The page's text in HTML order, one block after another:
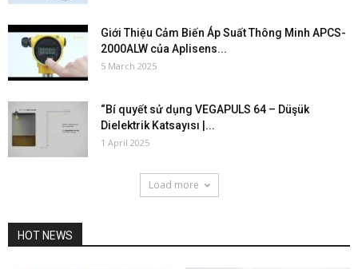
Giới Thiệu Cảm Biến Áp Suất Thông Minh APCS-
2000ALW của Aplisens...
5 March 2025
“Bí quyết sử dụng VEGAPULS 64 – Düşük
Dielektrik Katsayısı |...
1 April 2025
Load more
HOT NEWS